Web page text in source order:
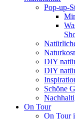
Pop-up-
DIY
DIY
Schöne
On Tour
On Tour